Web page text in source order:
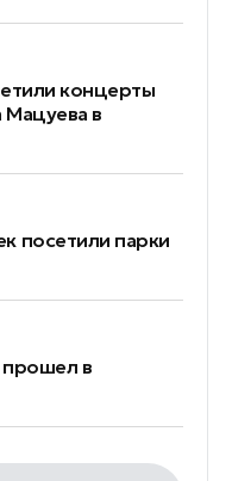
концерты
Мацуева в
посетили парки
прошел в